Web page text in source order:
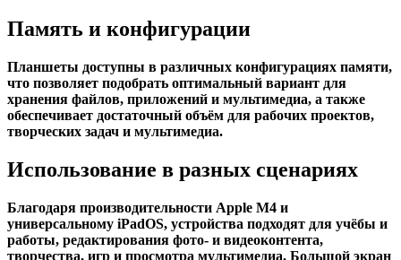
Память и конфигурации
Планшеты доступны в различных конфигурациях памяти,
что позволяет подобрать оптимальный вариант для
хранения файлов, приложений и мультимедиа, а также
обеспечивает достаточный объём для рабочих проектов,
творческих задач и мультимедиа.
Использование в разных сценариях
Благодаря производительности Apple M4 и
универсальному iPadOS, устройства подходят для учёбы и
работы, редактирования фото- и видеоконтента,
творчества, игр и просмотра мультимедиа. Большой экран